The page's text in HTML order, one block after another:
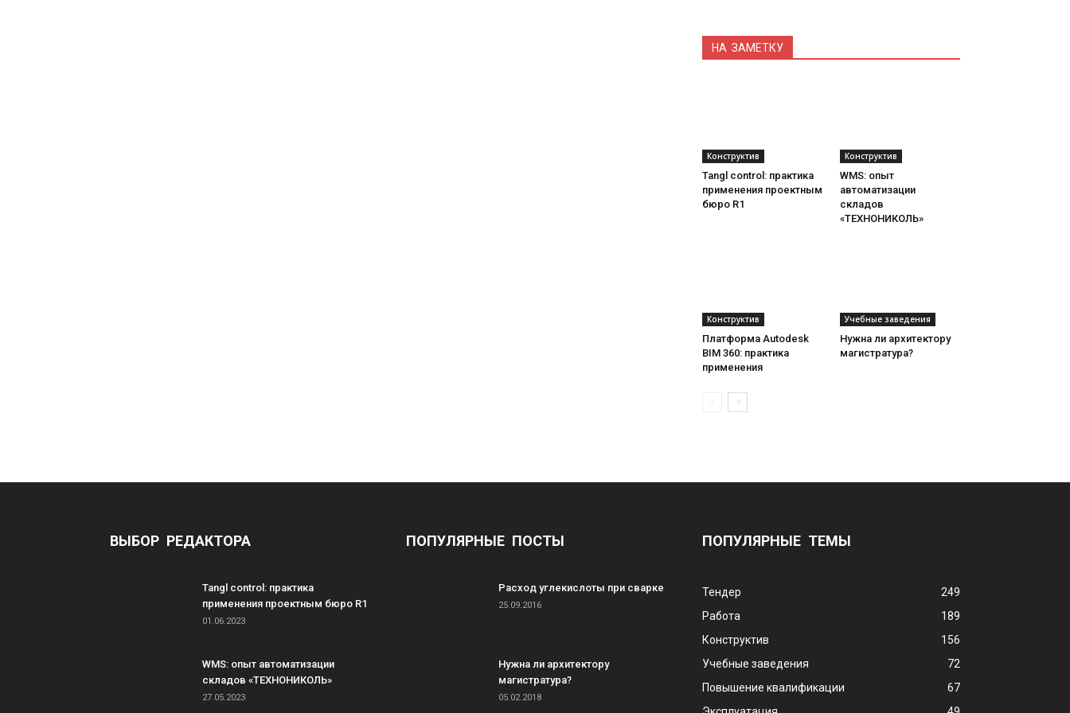
НА ЗАМЕТКУ
Конструктив
Tangl control: практика
применения проектным
бюро R1
Конструктив
WMS: опыт
автоматизации
складов
«ТЕХНОНИКОЛЬ»
Конструктив
Платформа Autodesk
BIM 360: практика
применения
Учебные заведения
Нужна ли архитектору
магистратура?
ВЫБОР РЕДАКТОРА
Tangl control: практика
применения проектным бюро R1
01.06.2023
WMS: опыт автоматизации
складов «ТЕХНОНИКОЛЬ»
27.05.2023
ПОПУЛЯРНЫЕ ПОСТЫ
Расход углекислоты при сварке
25.09.2016
Нужна ли архитектору
магистратура?
05.02.2018
ПОПУЛЯРНЫЕ ТЕМЫ
Тендер
249
Работа
189
Конструктив
156
Учебные заведения
72
Повышение квалификации
67